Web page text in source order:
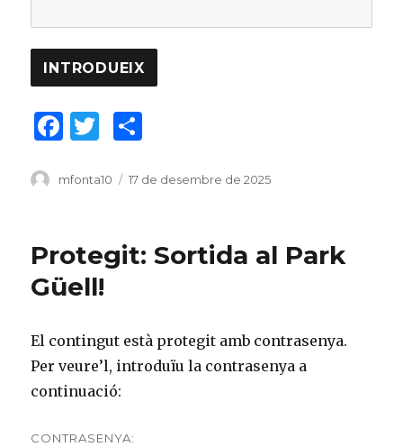
F
c
b
o
o
k
T
it
r
m
ar
te
Author
mfonta10
Posted
17 de desembre de 2025
Protegit: Sortida al Park
Güell!
El contingut està protegit amb contrasenya.
Per veure’l, introduïu la contrasenya a
continuació:
CONTRASENYA: